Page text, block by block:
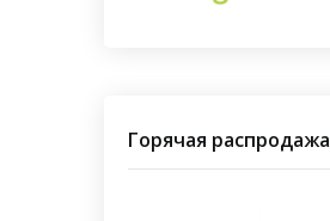
Горячая распродажа